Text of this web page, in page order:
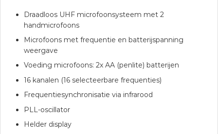
Draadloos UHF microfoonsysteem met 2
handmicrofoons
Microfoons met frequentie en batterijspanning
weergave
Voeding microfoons: 2x AA (penlite) batterijen
16 kanalen (16 selecteerbare frequenties)
Frequentiesynchronisatie via infrarood
PLL-oscillator
Helder display